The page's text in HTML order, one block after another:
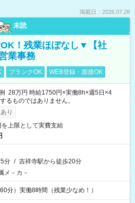
掲載日：2026.07.28
未読
！残業ほぼなし▼【社
業事務
ブランクOK WEB登録・面接OK
28万円 時給1750円×実働8h×週5日×4
ものではありません。
り
上限として実費支給
分 / 吉祥寺駅から徒歩20分
メ－カ－
分）実働8時間（残業少なめ！）